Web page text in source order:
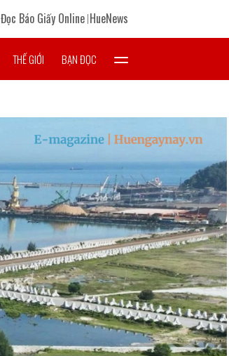
Đọc Báo Giấy Online HueNews
THẾ GIỚI BẠN ĐỌC